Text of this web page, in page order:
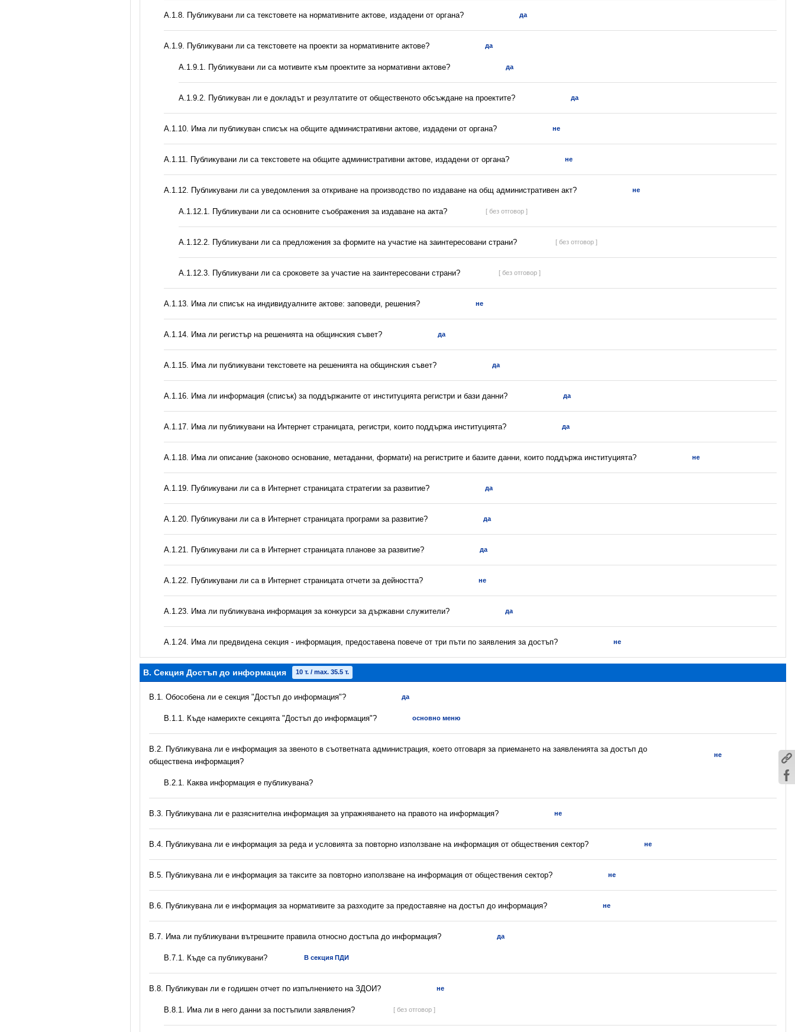
А.1.8. Публикувани ли са текстовете на нормативните актове, издадени от органа? да
А.1.9. Публикувани ли са текстовете на проекти за нормативните актове? да
А.1.9.1. Публикувани ли са мотивите към проектите за нормативни актове? да
А.1.9.2. Публикуван ли е докладът и резултатите от общественото обсъждане на проектите? да
А.1.10. Има ли публикуван списък на общите административни актове, издадени от органа? не
А.1.11. Публикувани ли са текстовете на общите административни актове, издадени от органа? не
А.1.12. Публикувани ли са уведомления за откриване на производство по издаване на общ административен акт? не
А.1.12.1. Публикувани ли са основните съображения за издаване на акта? [ без отговор ]
А.1.12.2. Публикувани ли са предложения за формите на участие на заинтересовани страни? [ без отговор ]
А.1.12.3. Публикувани ли са сроковете за участие на заинтересовани страни? [ без отговор ]
А.1.13. Има ли списък на индивидуалните актове: заповеди, решения? не
А.1.14. Има ли регистър на решенията на общинския съвет? да
А.1.15. Има ли публикувани текстовете на решенията на общинския съвет? да
А.1.16. Има ли информация (списък) за поддържаните от институцията регистри и бази данни? да
А.1.17. Има ли публикувани на Интернет страницата, регистри, които поддържа институцията? да
А.1.18. Има ли описание (законово основание, метаданни, формати) на регистрите и базите данни, които поддържа институцията? не
А.1.19. Публикувани ли са в Интернет страницата стратегии за развитие? да
А.1.20. Публикувани ли са в Интернет страницата програми за развитие? да
А.1.21. Публикувани ли са в Интернет страницата планове за развитие? да
А.1.22. Публикувани ли са в Интернет страницата отчети за дейността? не
А.1.23. Има ли публикувана информация за конкурси за държавни служители? да
А.1.24. Има ли предвидена секция - информация, предоставена повече от три пъти по заявления за достъп? не
B. Секция Достъп до информация 10 т. / max. 35.5 т.
В.1. Обособена ли е секция "Достъп до информация"? да
В.1.1. Къде намерихте секцията "Достъп до информация"? основно меню
В.2. Публикувана ли е информация за звеното в съответната администрация, което отговаря за приемането на заявленията за достъп до
обществена информация?
не
B.2.1. Каква информация е публикувана?
В.3. Публикувана ли е разяснителна информация за упражняването на правото на информация? не
В.4. Публикувана ли е информация за реда и условията за повторно използване на информация от обществения сектор? не
В.5. Публикувана ли е информация за таксите за повторно използване на информация от обществения сектор? не
В.6. Публикувана ли е информация за нормативите за разходите за предоставяне на достъп до информация? не
В.7. Има ли публикувани вътрешните правила относно достъпа до информация? да
В.7.1. Къде са публикувани? В секция ПДИ
В.8. Публикуван ли е годишен отчет по изпълнението на ЗДОИ? не
В.8.1. Има ли в него данни за постъпили заявления? [ без отговор ]